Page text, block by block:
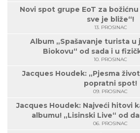
Novi spot grupe EoT za
sve je bliže“!
13. PROSINAC
Album „Spašavanje turista u
Biokovu“ od sada i u
10. PROSINAC
Jacques Houdek: „Pjesma
popratni spot!
09. PROSINAC
Jacques Houdek: Najveći hitovi
albumu! „Lisinski Live“ od
06. PROSINAC